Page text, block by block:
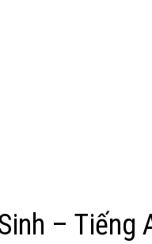
– Tiếng